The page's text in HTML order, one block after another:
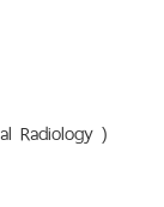
Radiology )